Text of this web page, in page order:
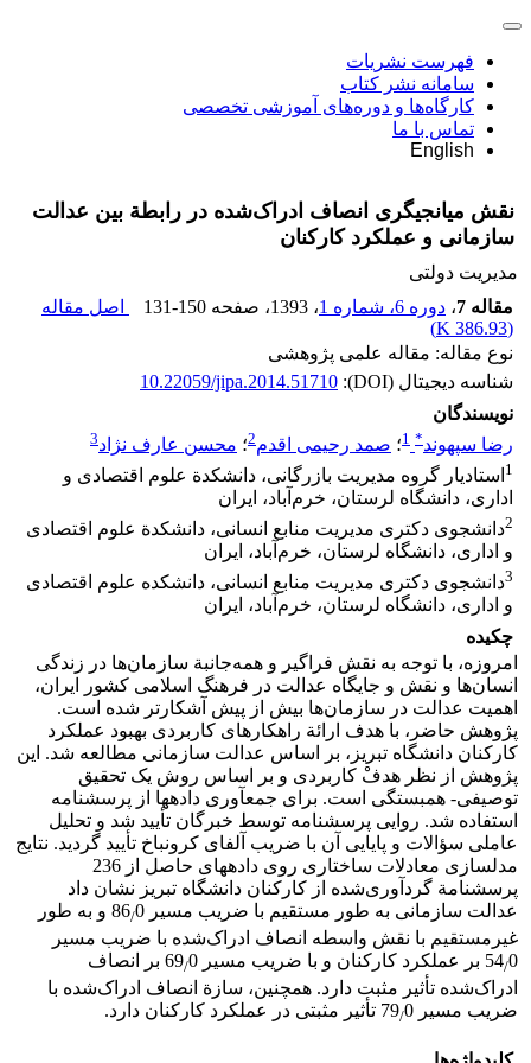
فهرست نشریات
سامانه نشر کتاب
کارگاه‌ها و دوره‌های آموزشی تخصصی
تماس با ما
English
نقش میانجیگری انصاف ادراک‌شده در رابطة بین عدالت
سازمانی و عملکرد کارکنان
مدیریت دولتی
مقاله 7
، دوره 6، شماره 1 ، 1393 ، صفحه 131-150
اصل مقاله
(
386.93 K
)
نوع مقاله: مقاله علمی پژوهشی
شناسه دیجیتال (DOI):
10.22059/jipa.2014.51710
نویسندگان
رضا سپهوند*
1؛ صمد رحیمی اقدم2؛ محسن عارف نژاد3
1 استادیار گروه مدیریت بازرگانی، دانشکدة علوم اقتصادی و
اداری، دانشگاه لرستان، خرم‌آباد، ایران
2دانشجوی دکتری مدیریت منابع انسانی، دانشکدة علوم اقتصادی
و اداری، دانشگاه لرستان، خرم‌آباد، ایران
3دانشجوی دکتری مدیریت منابع انسانی، دانشکده علوم اقتصادی
و اداری، دانشگاه لرستان، خرم‌آباد، ایران
چکیده
امروزه، با توجه به نقش فراگیر و همه‌جانبة سازمان‌ها در زندگی
انسان‌ها و نقش و جایگاه عدالت در فرهنگ اسلامی کشور ایران،
اهمیت عدالت در سازمان‌ها بیش از پیش آشکارتر شده است.
پژوهش حاضر، با هدف ارائة راهکارهای کاربردی بهبود عملکرد
کارکنان دانشگاه تبریز، بر اساس عدالت سازمانی مطالعه شد. این
پژوهش از نظر هدفْ کاربردی و بر اساس روش یک تحقیق
توصیفی- همبستگی است. برای جمع‏آوری داده‏ها از پرسشنامه
استفاده شد. روایی پرسشنامه توسط خبرگان تأیید شد و تحلیل
عاملی سؤالات و پایایی آن با ضریب آلفای کرونباخ تأیید گردید. نتایج
مدل‏سازی معادلات ساختاری روی داده‏های حاصل از 236
پرسشنامة گردآوری‌شده از کارکنان دانشگاه تبریز نشان داد
عدالت سازمانی به طور مستقیم با ضریب مسیر 86
/
0 و به طور
غیرمستقیم با نقش واسطه انصاف ادراک‌شده با ضریب مسیر
54/0 بر عملکرد کارکنان و با ضریب مسیر 69 /
0 بر انصاف
ادراک‌شده تأثیر مثبت دارد. همچنین، سازة انصاف ادراک‌شده با
ضریب مسیر 79
/0 تأثیر مثبتی در عملکرد کارکنان دارد.